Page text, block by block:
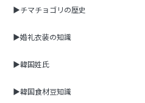
▶チマチョゴリの歴史
▶婚礼衣装の知識
▶韓国姓氏
▶韓国食材豆知識